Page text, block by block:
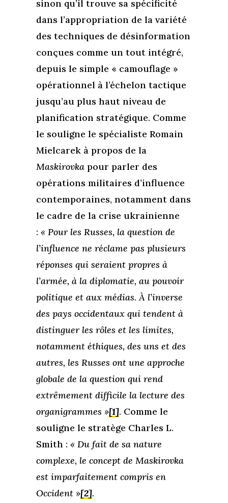
sinon qu’il trouve sa spécificité
dans l’appropriation de la variété
des techniques de désinformation
conçues comme un tout intégré,
depuis le simple « camouflage »
opérationnel à l’échelon tactique
jusqu’au plus haut niveau de
planification stratégique. Comme
le souligne le spécialiste Romain
Mielcarek à propos de la
Maskirovkapour parler des
opérations militaires d’influence
contemporaines, notamment dans
le cadre de la crise ukrainienne
: « Pour les Russes, la question de
l’influence ne réclame pas plusieurs
réponses qui seraient propres à
l’armée, à la diplomatie, au pouvoir
politique et aux médias. À l’inverse
des pays occidentaux qui tendent à
distinguer les rôles et les limites,
notamment éthiques, des uns et des
autres, les Russes ont une approche
globale de la question qui rend
extrêmement difficile la lecture des
organigrammes »[1]. Comme le
souligne le stratège Charles L.
Smith : « Du fait de sa nature
complexe, le concept de Maskirovka
est imparfaitement compris en
Occident »[2].